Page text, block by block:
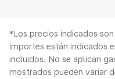
*Los precios indicados
importes están indicados
incluidos. No se aplican
mostrados pueden variar